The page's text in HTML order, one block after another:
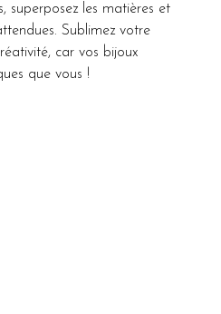
superposez les matières et
Sublimez votre
car vos bijoux
que vous !